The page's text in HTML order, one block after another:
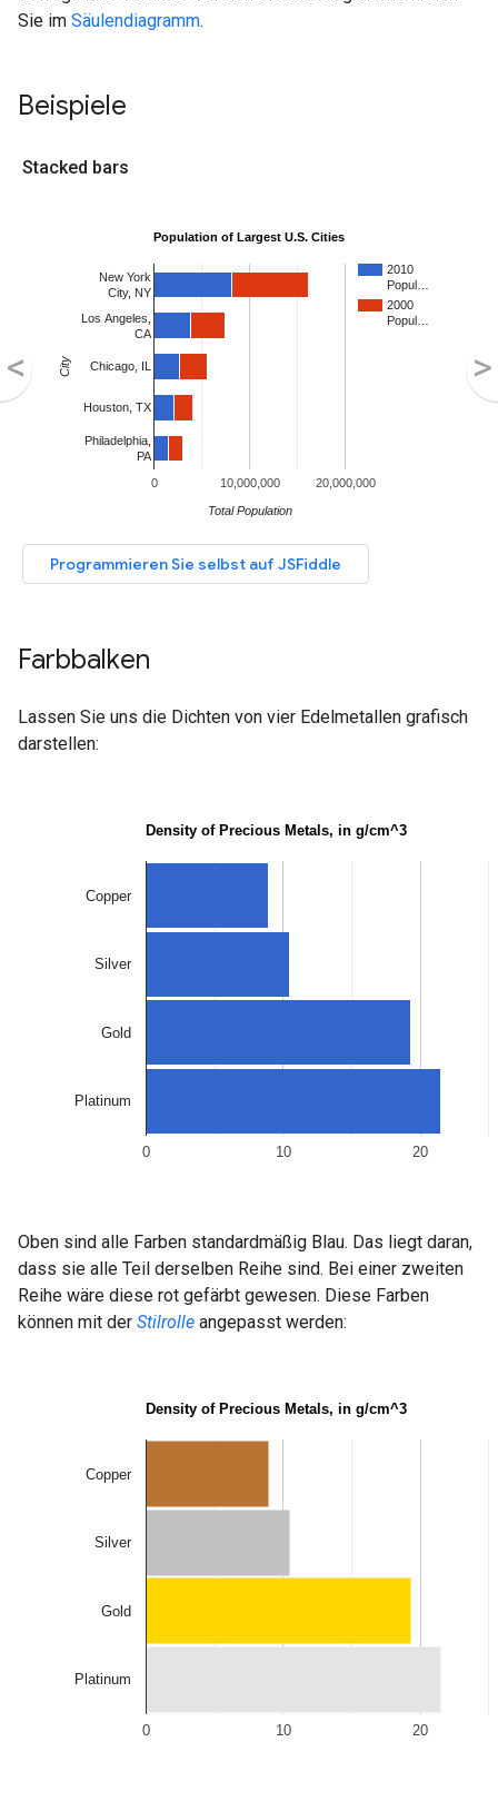
Sie im Säulendiagramm.
Beispiele
Farbbalken
Lassen Sie uns die Dichten von vier Edelmetallen grafisch
darstellen:
Oben sind alle Farben standardmäßig Blau. Das liegt daran,
dass sie alle Teil derselben Reihe sind. Bei einer zweiten
Reihe wäre diese rot gefärbt gewesen. Diese Farben
können mit der Stilrolle angepasst werden: